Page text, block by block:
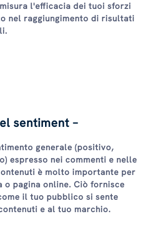
l'efficacia dei tuoi sforzi
nel raggiungimento di risultati
sentiment –
generale (positivo,
espresso nei commenti e nelle
è molto importante per
o pagina online. Ciò fornisce
il tuo pubblico si sente
e al tuo marchio.